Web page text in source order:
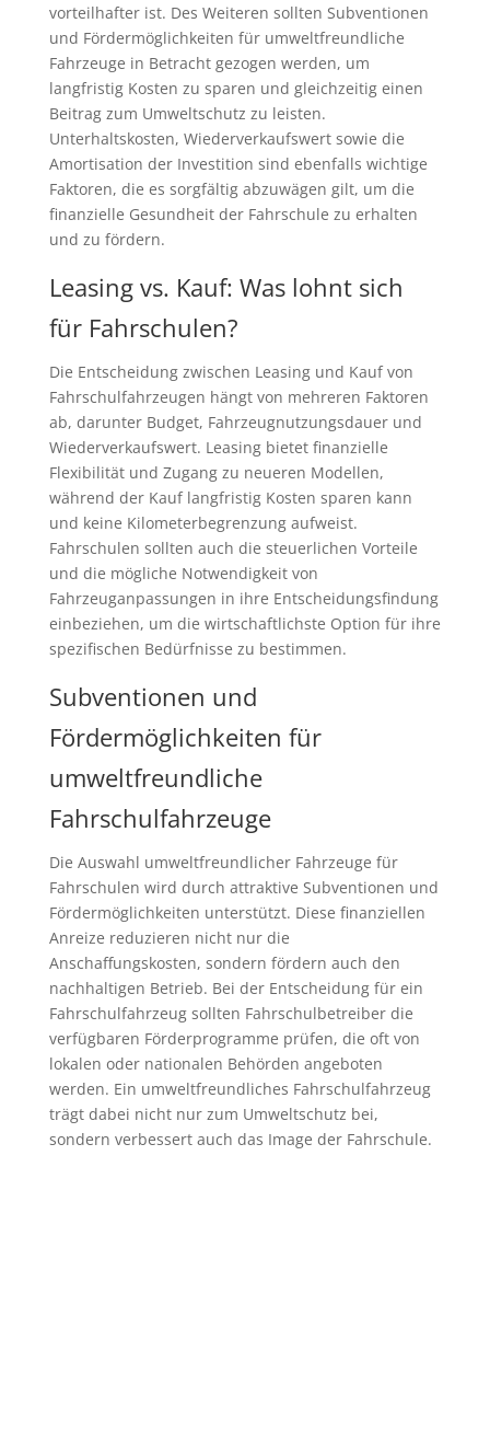
vorteilhafter ist. Des Weiteren sollten Subventionen
und Fördermöglichkeiten für umweltfreundliche
Fahrzeuge in Betracht gezogen werden, um
langfristig Kosten zu sparen und gleichzeitig einen
Beitrag zum Umweltschutz zu leisten.
Unterhaltskosten, Wiederverkaufswert sowie die
Amortisation der Investition sind ebenfalls wichtige
Faktoren, die es sorgfältig abzuwägen gilt, um die
finanzielle Gesundheit der Fahrschule zu erhalten
und zu fördern.
Leasing vs. Kauf: Was lohnt sich
für Fahrschulen?
Die Entscheidung zwischen Leasing und Kauf von
Fahrschulfahrzeugen hängt von mehreren Faktoren
ab, darunter Budget, Fahrzeugnutzungsdauer und
Wiederverkaufswert. Leasing bietet finanzielle
Flexibilität und Zugang zu neueren Modellen,
während der Kauf langfristig Kosten sparen kann
und keine Kilometerbegrenzung aufweist.
Fahrschulen sollten auch die steuerlichen Vorteile
und die mögliche Notwendigkeit von
Fahrzeuganpassungen in ihre Entscheidungsfindung
einbeziehen, um die wirtschaftlichste Option für ihre
spezifischen Bedürfnisse zu bestimmen.
Subventionen und
Fördermöglichkeiten für
umweltfreundliche
Fahrschulfahrzeuge
Die Auswahl umweltfreundlicher Fahrzeuge für
Fahrschulen wird durch attraktive Subventionen und
Fördermöglichkeiten unterstützt. Diese finanziellen
Anreize reduzieren nicht nur die
Anschaffungskosten, sondern fördern auch den
nachhaltigen Betrieb. Bei der Entscheidung für ein
Fahrschulfahrzeug sollten Fahrschulbetreiber die
verfügbaren Förderprogramme prüfen, die oft von
lokalen oder nationalen Behörden angeboten
werden. Ein umweltfreundliches Fahrschulfahrzeug
trägt dabei nicht nur zum Umweltschutz bei,
sondern verbessert auch das Image der Fahrschule.